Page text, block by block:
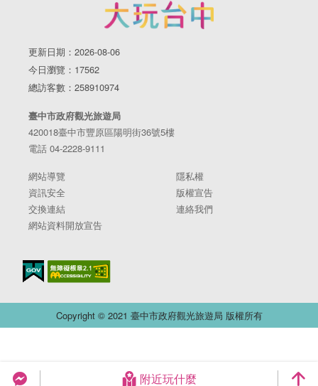
更新日期：2026-08-06
今日瀏覽：17562
總訪客數：258910974
臺中市政府觀光旅遊局
420018臺中市豐原區陽明街36號5樓
電話 04-2228-9111
網站導覽
隱私權
資訊安全
版權宣告
交換連結
連絡我們
網站資料開放宣告
Copyright © 2021 臺中市政府觀光旅遊局 版權所有
附近玩什麼